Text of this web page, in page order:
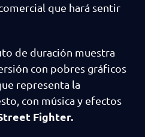
que hará sentir
de duración muestra
con pobres gráficos
representa la
con música y efectos
Fighter.